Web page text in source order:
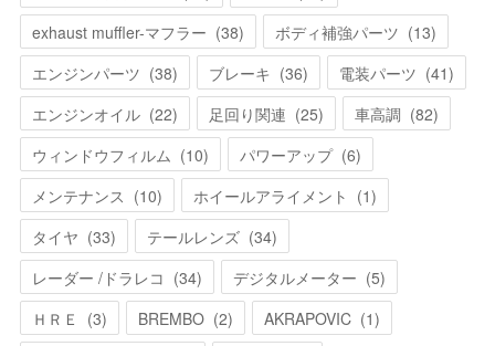
exhaust muffler-マフラー (38) ボディ補強パーツ (13)
エンジンパーツ (38) ブレーキ (36) 電装パーツ (41)
エンジンオイル (22) 足回り関連 (25) 車高調 (82)
ウィンドウフィルム (10) パワーアップ (6)
メンテナンス (10) ホイールアライメント (1)
タイヤ (33) テールレンズ (34)
レーダー /ドラレコ (34) デジタルメーター (5)
ＨＲＥ
(3) BREMBO (2) AKRAPOVIC (1)